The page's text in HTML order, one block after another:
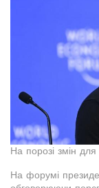
На порозі змін
На форумі